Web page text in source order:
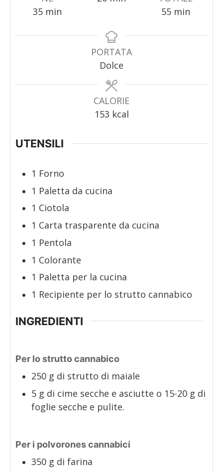
35minuti
min
55minuti
min
PORTATA
Dolce
CALORIE
153 kcal
UTENSILI
1 Forno
1 Paletta da cucina
1 Ciotola
1 Carta trasparente da cucina
1 Pentola
1 Colorante
1 Paletta per la cucina
1 Recipiente per lo strutto cannabico
INGREDIENTI
Per lo strutto cannabico
250 g di strutto di maiale
5 g di cime secche e asciutte o 15-20 g di
foglie secche e pulite.
Per i polvorones cannabici
350 g di farina